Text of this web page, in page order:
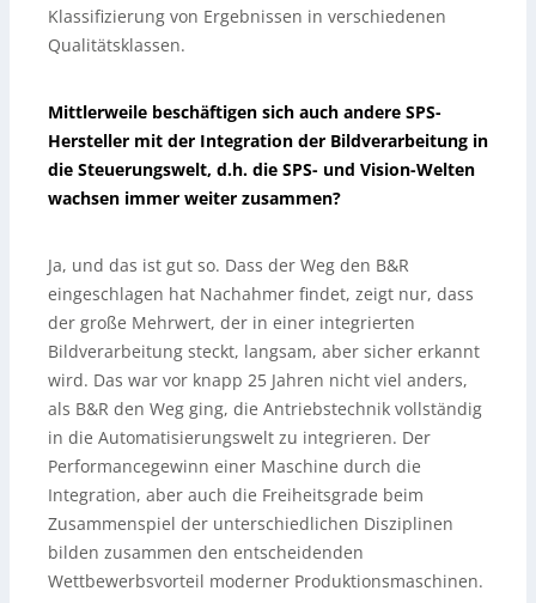
Klassifizierung von Ergebnissen in verschiedenen
Qualitätsklassen.
Mittlerweile beschäftigen sich auch andere SPS-
Hersteller mit der Integration der Bildverarbeitung in
die Steuerungswelt, d.h. die SPS- und Vision-Welten
wachsen immer weiter zusammen?
Ja, und das ist gut so. Dass der Weg den B&R
eingeschlagen hat Nachahmer findet, zeigt nur, dass
der große Mehrwert, der in einer integrierten
Bildverarbeitung steckt, langsam, aber sicher erkannt
wird. Das war vor knapp 25 Jahren nicht viel anders,
als B&R den Weg ging, die Antriebstechnik vollständig
in die Automatisierungswelt zu integrieren. Der
Performancegewinn einer Maschine durch die
Integration, aber auch die Freiheitsgrade beim
Zusammenspiel der unterschiedlichen Disziplinen
bilden zusammen den entscheidenden
Wettbewerbsvorteil moderner Produktionsmaschinen.